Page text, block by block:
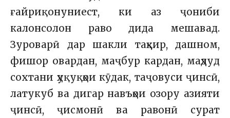
ғайриқонуниест, ки аз ҷониби
калонсолон раво дида мешавад.
Зуроварӣ дар шакли таҳқир, дашном,
фишор овардан, маҷбур кардан, маҳдуд
сохтани ҳуқуқҳои кӯдак, таҷовуси ҷинсӣ,
латукуб ва дигар навъҳои озору азияти
ҷинсӣ, ҷисмонӣ ва равонӣ сурат